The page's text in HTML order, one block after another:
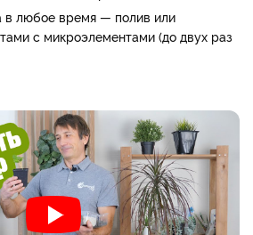
в любое время — полив или
с микроэлементами (до двух раз